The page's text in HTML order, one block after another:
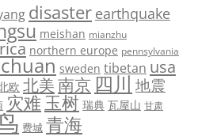
disaster earthquake
meishan mianzhu
northern europe pennsylvania
sweden tibetan usa
欧 北美南京 四川 地震
灾难 玉树 瑞典 瓦屋山 甘肃
费城 青海